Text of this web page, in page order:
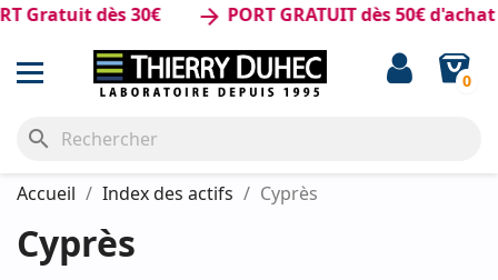
Gratuit dès 30€ arrow_forwardPORT GRATUIT dès 50€ d'achat
0
search
Accueil Index des actifs Cyprès
Cyprès